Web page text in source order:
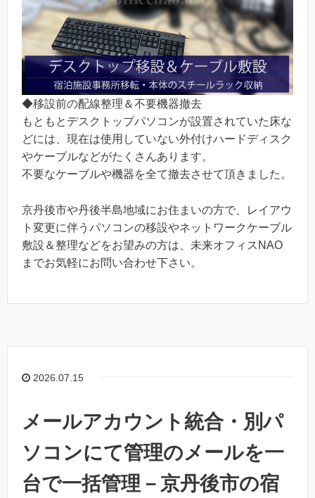
◆移設前の配線整理＆不要機器撤去
もともとデスクトップパソコンが設置されていた床な
どには、現在は使用していない外付けハードディスク
やケーブルなどがたくさんあります。
不要なケーブルや機器を全て撤去させて頂きました。
京丹後市や丹後半島地域にお住まいの方で、レイアウ
ト変更に伴うパソコンの移設やネットワークケーブル
敷設＆整理などをお望みの方は、未来オフィスNAO
までお気軽にお問い合わせ下さい。
2026.07.15
メールアカウント統合・別パ
ソコンにて管理のメールを一
台で一括管理－京丹後市の宿